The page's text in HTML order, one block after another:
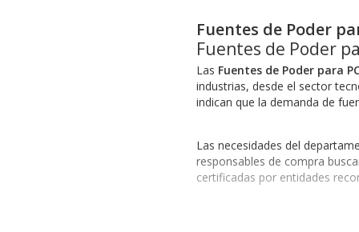
Fuentes de Poder
Fuentes de Poder
Las Fuentes de Poder para
industrias, desde el sector
indican que la demanda de
Las necesidades del
responsables de compra
certificadas por entidades